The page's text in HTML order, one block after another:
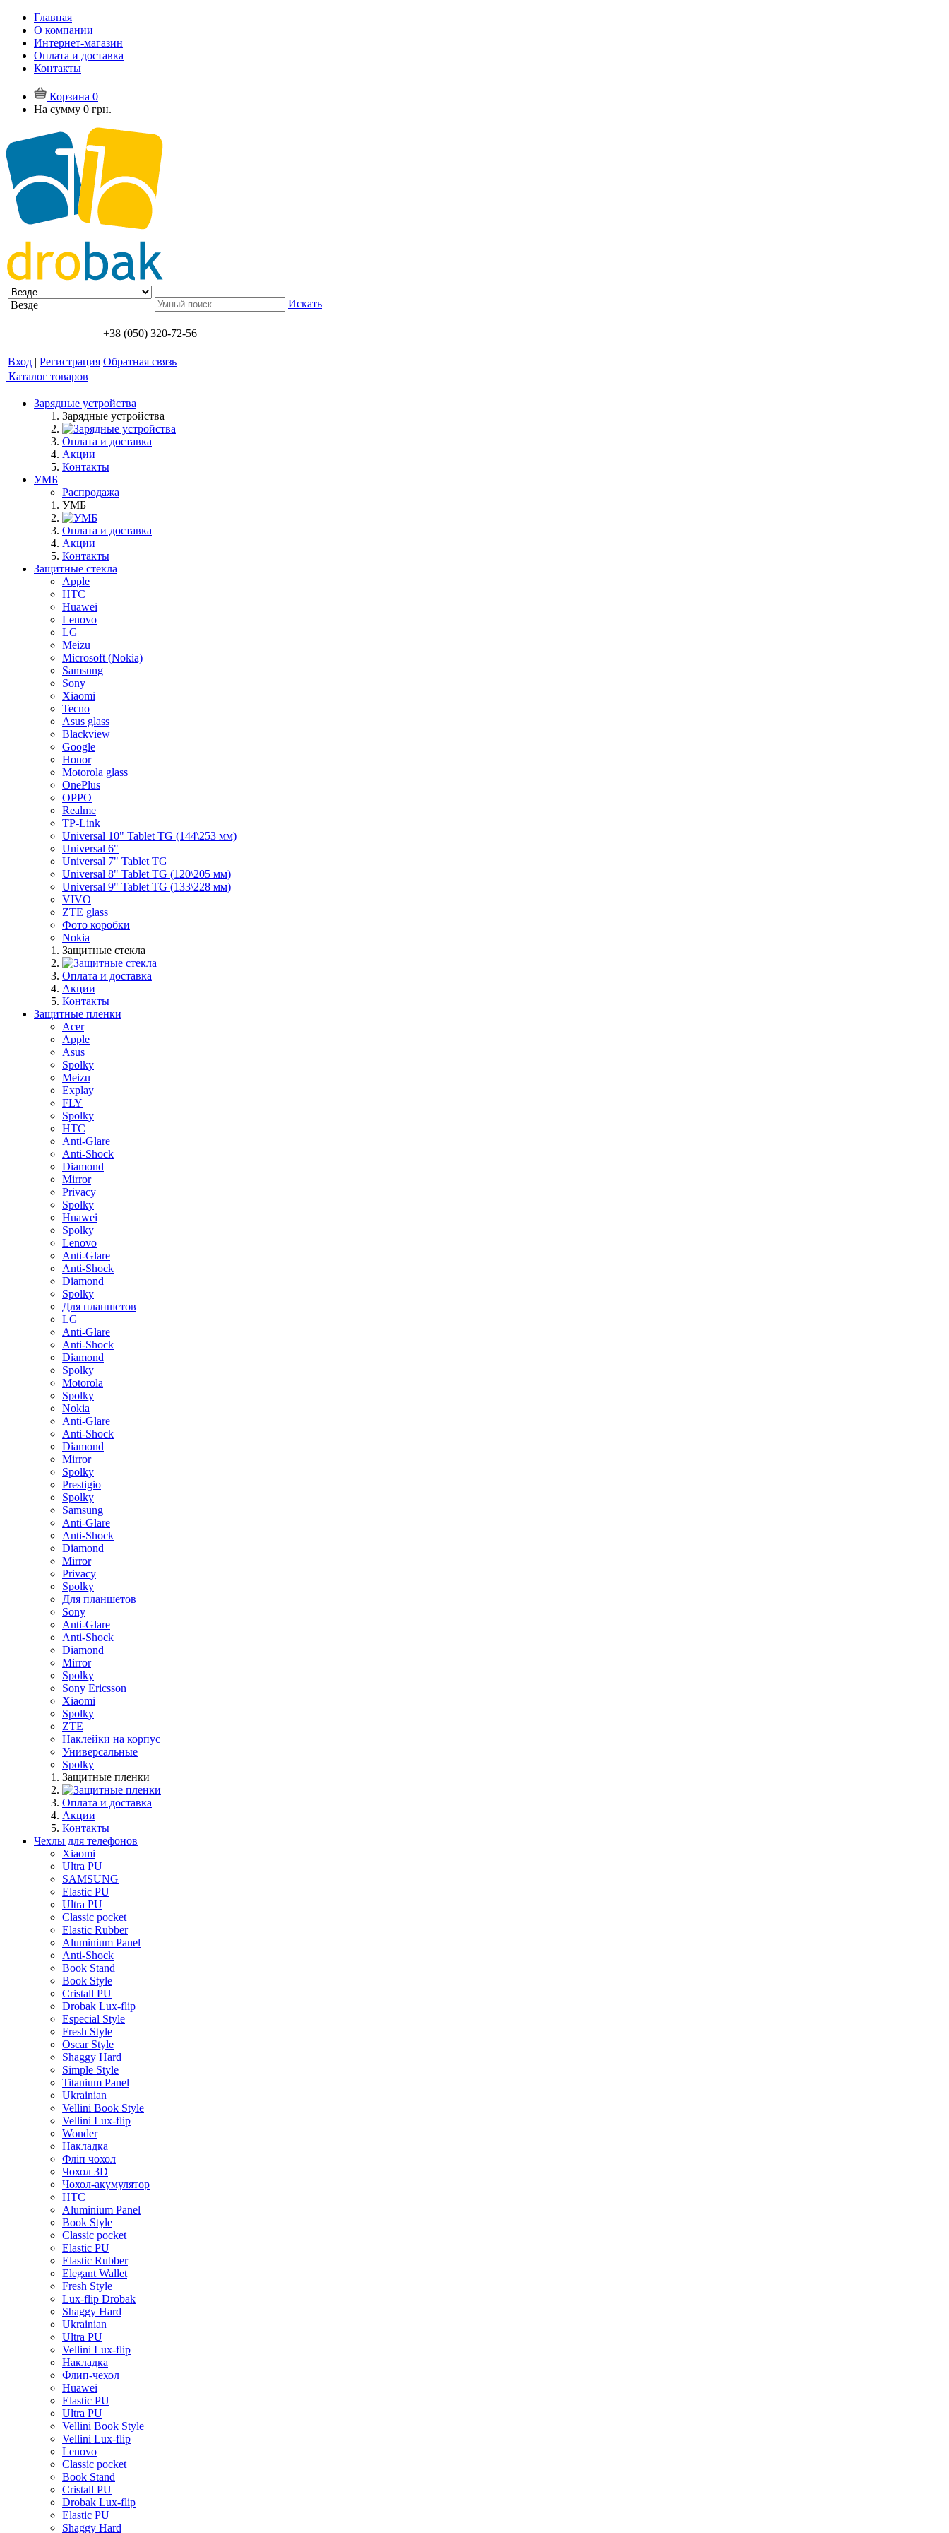
Главная
О компании
Интернет-магазин
Оплата и доставка
Контакты
Корзина 0
На сумму 0 грн.
Везде Искать
+38 (050) 320-72-56
Вход | Регистрация Обратная связь
Каталог товаров
Зарядные устройства
Зарядные устройства
Оплата и доставка
Акции
Контакты
УМБ
Распродажа
УМБ
Оплата и доставка
Акции
Контакты
Защитные стекла
Apple
HTC
Huawei
Lenovo
LG
Meizu
Microsoft (Nokia)
Samsung
Sony
Xiaomi
Tecno
Asus glass
Blackview
Google
Honor
Motorola glass
OnePlus
OPPO
Realme
TP-Link
Universal 10" Tablet TG (144\253 мм)
Universal 6"
Universal 7" Tablet TG
Universal 8" Tablet TG (120\205 мм)
Universal 9" Tablet TG (133\228 мм)
VIVO
ZTE glass
Фото коробки
Nokia
Защитные стекла
Оплата и доставка
Акции
Контакты
Защитные пленки
Acer
Apple
Asus
Spolky
Meizu
Explay
FLY
Spolky
HTC
Anti-Glare
Anti-Shock
Diamond
Mirror
Privacy
Spolky
Huawei
Spolky
Lenovo
Anti-Glare
Anti-Shock
Diamond
Spolky
Для планшетов
LG
Anti-Glare
Anti-Shock
Diamond
Spolky
Motorola
Spolky
Nokia
Anti-Glare
Anti-Shock
Diamond
Mirror
Spolky
Prestigio
Spolky
Samsung
Anti-Glare
Anti-Shock
Diamond
Mirror
Privacy
Spolky
Для планшетов
Sony
Anti-Glare
Anti-Shock
Diamond
Mirror
Spolky
Sony Ericsson
Xiaomi
Spolky
ZTE
Наклейки на корпус
Универсальные
Spolky
Защитные пленки
Оплата и доставка
Акции
Контакты
Чехлы для телефонов
Xiaomi
Ultra PU
SAMSUNG
Elastic PU
Ultra PU
Classic pocket
Elastic Rubber
Aluminium Panel
Anti-Shock
Book Stand
Book Style
Cristall PU
Drobak Lux-flip
Especial Style
Fresh Style
Oscar Style
Shaggy Hard
Simple Style
Titanium Panel
Ukrainian
Vellini Book Style
Vellini Lux-flip
Wonder
Накладка
Фліп чохол
Чохол 3D
Чохол-акумулятор
HTC
Aluminium Panel
Book Style
Classic pocket
Elastic PU
Elastic Rubber
Elegant Wallet
Fresh Style
Lux-flip Drobak
Shaggy Hard
Ukrainian
Ultra PU
Vellini Lux-flip
Накладка
Флип-чехол
Huawei
Elastic PU
Ultra PU
Vellini Book Style
Vellini Lux-flip
Lenovo
Classic pocket
Book Stand
Cristall PU
Drobak Lux-flip
Elastic PU
Shaggy Hard